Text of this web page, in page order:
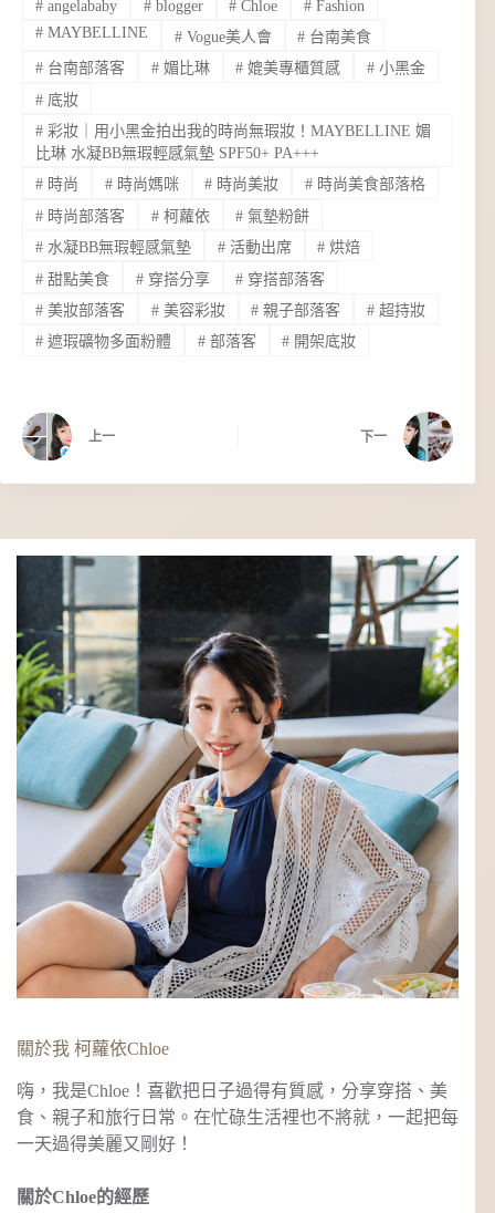
#angelababy #blogger # Chloe # Fashion
#MAYBELLINE #Vogue美人會 # 台南美食
#台南部落客 #媚比琳 # 媲美專櫃質感 # 小黑金
#底妝
#彩妝｜用小黑金拍出我的時尚無瑕妝！MAYBELLINE 媚
比琳 水凝BB無瑕輕感氣墊 SPF50+ PA+++
#時尚 #時尚媽咪 # 時尚美妝 # 時尚美食部落格
#時尚部落客 #柯蘿依 # 氣墊粉餅
#水凝BB無瑕輕感氣墊 #活動出席 # 烘焙
#甜點美食 #穿搭分享 # 穿搭部落客
#美妝部落客 #美容彩妝 # 親子部落客 # 超持妝
#遮瑕礦物多面粉體 #部落客 # 開架底妝
上一 下一
關於我 柯蘿依Chloe
嗨，我是Chloe！喜歡把日子過得有質感，分享穿搭、美
食、親子和旅行日常。在忙碌生活裡也不將就，一起把每
一天過得美麗又剛好！
關於Chloe的經歷